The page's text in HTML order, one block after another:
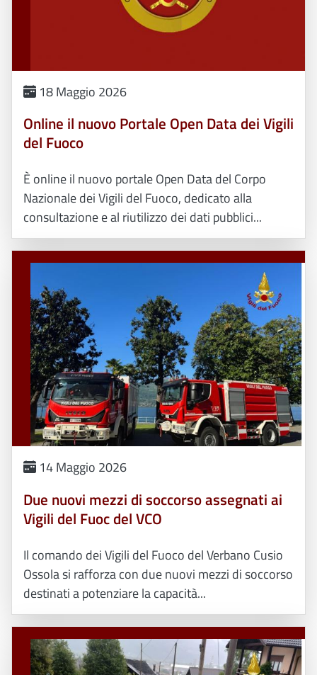
18 Maggio 2026
Online il nuovo Portale Open Data dei Vigili
del Fuoco
È online il nuovo portale Open Data del Corpo
Nazionale dei Vigili del Fuoco, dedicato alla
consultazione e al riutilizzo dei dati pubblici...
14 Maggio 2026
Due nuovi mezzi di soccorso assegnati ai
Vigili del Fuoc del VCO
Il comando dei Vigili del Fuoco del Verbano Cusio
Ossola si rafforza con due nuovi mezzi di soccorso
destinati a potenziare la capacità...